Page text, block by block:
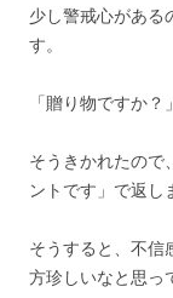
少し警戒心がある
す。
「贈り物ですか？」
そうきかれたので
ントです」で返し
そうすると、不信
方珍しいなと思っ